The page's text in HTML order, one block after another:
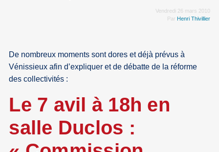
Vendredi 26 mars 2010
Par Henri Thivillier
De nombreux moments sont dores et déjà prévus à
Vénissieux afin d’expliquer et de débatte de la réforme
des collectivités :
Le 7 avil à 18h en
salle Duclos :